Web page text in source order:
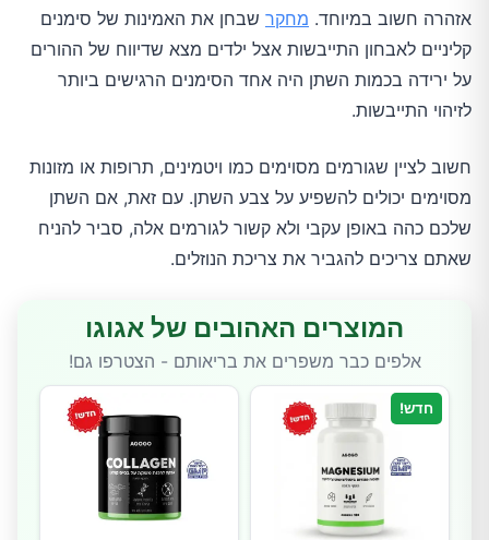
אזהרה חשוב במיוחד. מחקר שבחן את האמינות של סימנים
קליניים לאבחון התייבשות אצל ילדים מצא שדיווח של ההורים
על ירידה בכמות השתן היה אחד הסימנים הרגישים ביותר
לזיהוי התייבשות.
חשוב לציין שגורמים מסוימים כמו ויטמינים, תרופות או מזונות
מסוימים יכולים להשפיע על צבע השתן. עם זאת, אם השתן
שלכם כהה באופן עקבי ולא קשור לגורמים אלה, סביר להניח
שאתם צריכים להגביר את צריכת הנוזלים.
המוצרים האהובים של אגוגו
אלפים כבר משפרים את בריאותם - הצטרפו גם!
חדש!